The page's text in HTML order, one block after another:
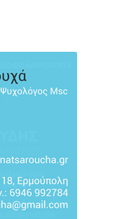
με τη μεγαλύτερη